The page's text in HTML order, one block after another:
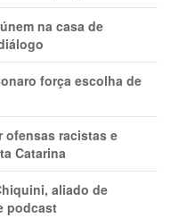
na casa de
força escolha de
ofensas racistas e
Catarina
aliado de
podcast